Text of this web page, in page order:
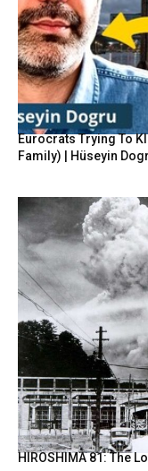
Eurocrats Trying To
Family) | Hüseyin
HIROSHIMA 81: The